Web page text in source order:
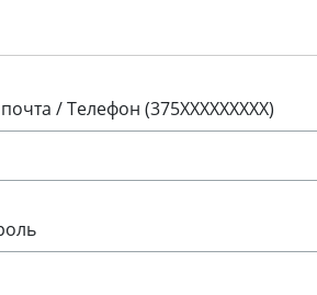
/ Телефон (375XXXXXXXXX)